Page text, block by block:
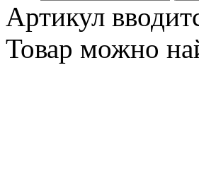
Артикул
Товар можно